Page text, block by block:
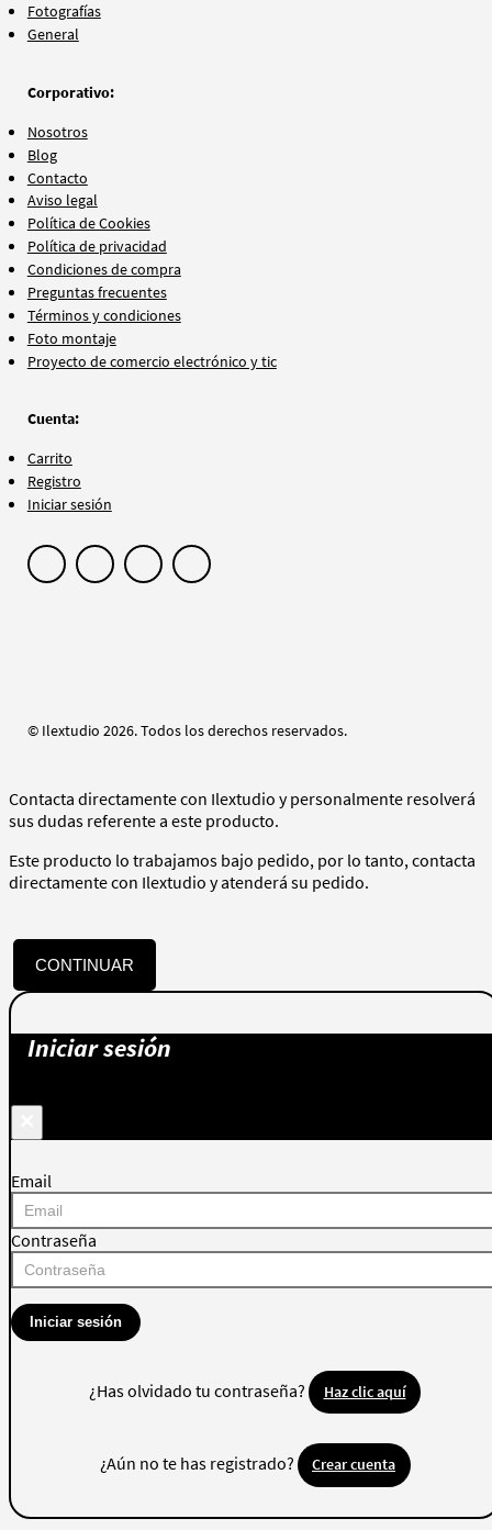
Fotografías
General
Corporativo:
Nosotros
Blog
Contacto
Aviso legal
Política de Cookies
Política de privacidad
Condiciones de compra
Preguntas frecuentes
Términos y condiciones
Foto montaje
Proyecto de comercio electrónico y tic
Cuenta:
Carrito
Registro
Iniciar sesión
© Ilextudio 2026. Todos los derechos reservados.
Contacta directamente con Ilextudio y personalmente resolverá
sus dudas referente a este producto.
Este producto lo trabajamos bajo pedido, por lo tanto, contacta
directamente con Ilextudio y atenderá su pedido.
CONTINUAR
Iniciar sesión
Email
Contraseña
Iniciar sesión
¿Has olvidado tu contraseña? Haz clic aquí
¿Aún no te has registrado? Crear cuenta